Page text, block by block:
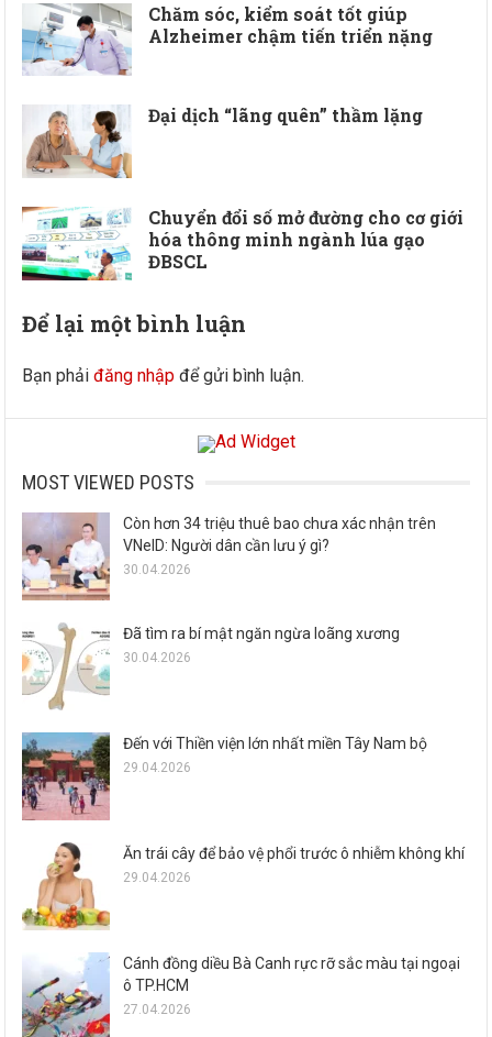
Chăm sóc, kiểm soát tốt giúp
Alzheimer chậm tiến triển nặng
Đại dịch “lãng quên” thầm lặng
Chuyển đổi số mở đường cho cơ giới
hóa thông minh ngành lúa gạo
ĐBSCL
Để lại một bình luận
Bạn phảiđăng nhập để gửi bình luận.
MOST VIEWED POSTS
Còn hơn 34 triệu thuê bao chưa xác nhận trên
VNeID: Người dân cần lưu ý gì?
30.04.2026
Đã tìm ra bí mật ngăn ngừa loãng xương
30.04.2026
Đến với Thiền viện lớn nhất miền Tây Nam bộ
29.04.2026
Ăn trái cây để bảo vệ phổi trước ô nhiễm không khí
29.04.2026
Cánh đồng diều Bà Canh rực rỡ sắc màu tại ngoại
ô TP.HCM
27.04.2026